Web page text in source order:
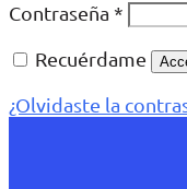
Contraseña *
Recuérdame
¿Olvidaste la